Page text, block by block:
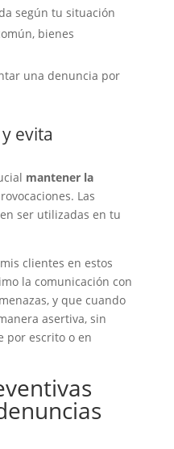
según tu situación
bienes
una denuncia por
evita
mantener la
Las
ser utilizadas en tu
clientes en estos
la comunicación con
y que cuando
asertiva, sin
por escrito o en